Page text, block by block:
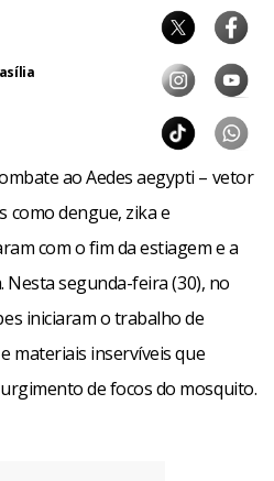
ao Aedes aegypti – vetor
como dengue, zika e
com o fim da estiagem e a
Nesta segunda-feira (30), no
iniciaram o trabalho de
materiais inservíveis que
de focos do mosquito.